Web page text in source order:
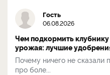
Гость
06.08.2026
Чем подкормить клубнику
урожая: лучшие
Почему ничего не сказали
про боле...